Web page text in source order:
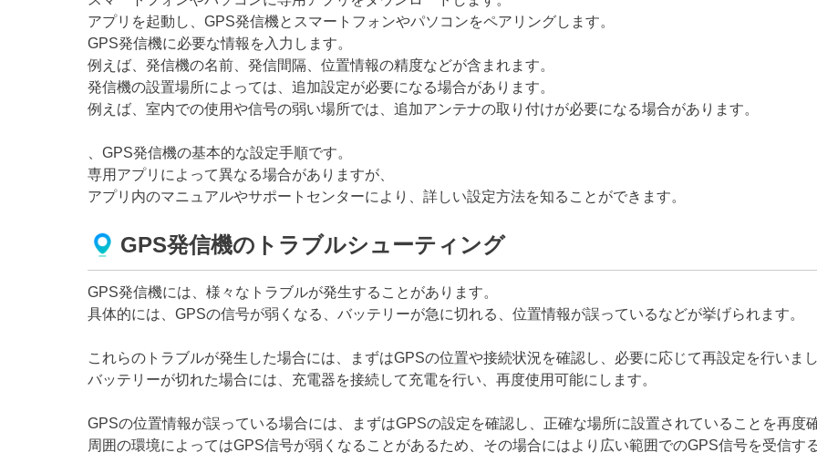
アプリを起動し、GPS発信機とスマートフォンやパソコンをペアリングします。
GPS発信機に必要な情報を入力します。
例えば、発信機の名前、発信間隔、位置情報の精度などが含まれます。
発信機の設置場所によっては、追加設定が必要になる場合があります。
例えば、室内での使用や信号の弱い場所では、追加アンテナの取り付けが必要になる場合があります。
、GPS発信機の基本的な設定手順です。
専用アプリによって異なる場合がありますが、
アプリ内のマニュアルやサポートセンターにより、詳しい設定方法を知ることができます。
GPS発信機のトラブルシューティング
GPS発信機には、様々なトラブルが発生することがあります。
具体的には、GPSの信号が弱くなる、バッテリーが急に切れる、位置情報が誤っているなどが挙げられます。
これらのトラブルが発生した場合には、まずはGPSの位置や接続状況を確認し、必要に応じて再設定を行いま
バッテリーが切れた場合には、充電器を接続して充電を行い、再度使用可能にします。
GPSの位置情報が誤っている場合には、まずはGPSの設定を確認し、正確な場所に設置されていることを再度
周囲の環境によってはGPS信号が弱くなることがあるため、その場合にはより広い範囲でのGPS信号を受信す